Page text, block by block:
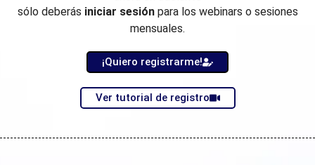
sólo deberás iniciar sesiónpara los webinars o sesiones
mensuales.
¡Quiero registrarme!
Ver tutorial de registro